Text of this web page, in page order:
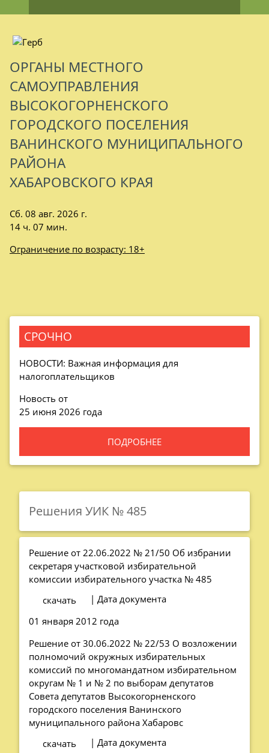
ОРГАНЫ МЕСТНОГО
САМОУПРАВЛЕНИЯ
ВЫСОКОГОРНЕНСКОГО
ГОРОДСКОГО ПОСЕЛЕНИЯ
ВАНИНСКОГО МУНИЦИПАЛЬНОГО
РАЙОНА
ХАБАРОВСКОГО КРАЯ
Сб. 08 авг. 2026 г.
14 ч. 07 мин.
Ограничение по возрасту: 18+
СРОЧНО
НОВОСТИ: Важная информация для
налогоплательщиков
Новость от
25 июня 2026 года
ПОДРОБНЕЕ
Решения УИК № 485
Решение от 22.06.2022 № 21/50 Об избрании
секретаря участковой избирательной
комиссии избирательного участка № 485
скачать
| Дата документа
01 января 2012 года
Решение от 30.06.2022 № 22/53 О возложении
полномочий окружных избирательных
комиссий по многомандатном избирательном
округам № 1 и № 2 по выборам депутатов
Совета депутатов Высокогорненского
городского поселения Ванинского
муниципального района Хабаровс
скачать
| Дата документа